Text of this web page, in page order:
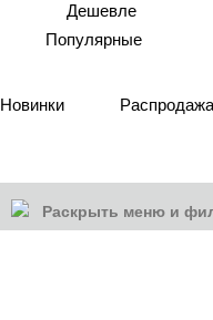
Дешевле
Популярные
Новинки Распродажа
Раскрыть меню и